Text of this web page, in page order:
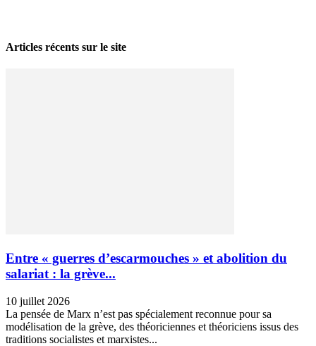
Articles récents sur le site
Entre « guerres d’escarmouches » et abolition du
salariat : la grève...
10 juillet 2026
La pensée de Marx n’est pas spécialement reconnue pour sa
modélisation de la grève, des théoriciennes et théoriciens issus des
traditions socialistes et marxistes...